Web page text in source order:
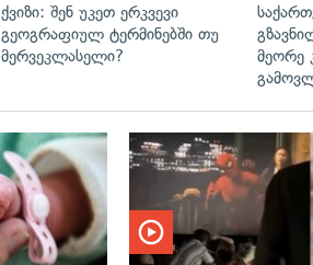
ქვიზი: შენ უკეთ ერკვევი
გეოგრაფიულ ტერმინებში თუ
მერვეკლასელი?
მეორე
გადახედვა